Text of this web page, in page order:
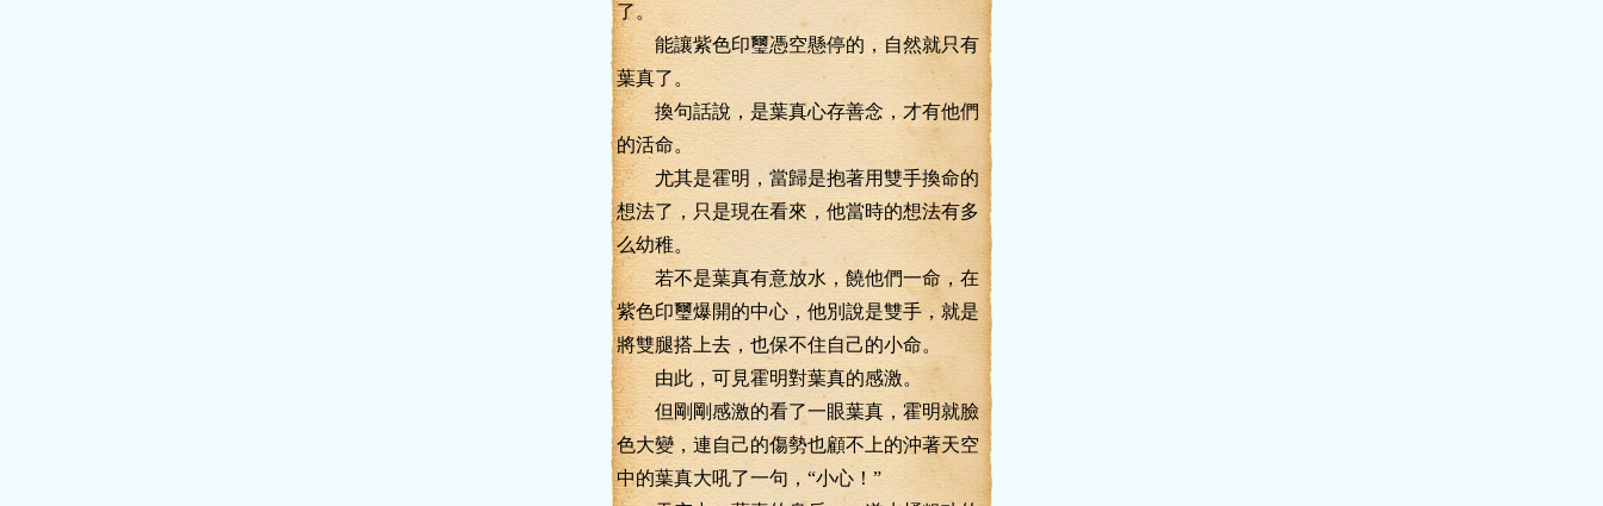
了。
能讓紫色印璽憑空懸停的，自然就只有
葉真了。
換句話說，是葉真心存善念，才有他們
的活命。
尤其是霍明，當歸是抱著用雙手換命的
想法了，只是現在看來，他當時的想法有多
么幼稚。
若不是葉真有意放水，饒他們一命，在
紫色印璽爆開的中心，他別說是雙手，就是
將雙腿搭上去，也保不住自己的小命。
由此，可見霍明對葉真的感激。
但剛剛感激的看了一眼葉真，霍明就臉
色大變，連自己的傷勢也顧不上的沖著天空
中的葉真大吼了一句，“小心！”